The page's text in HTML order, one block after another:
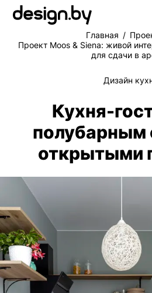
Главная
Проект Moos & Siena: живой
для сдачи в
Дизайн
Кухня-
полубарным
открытыми